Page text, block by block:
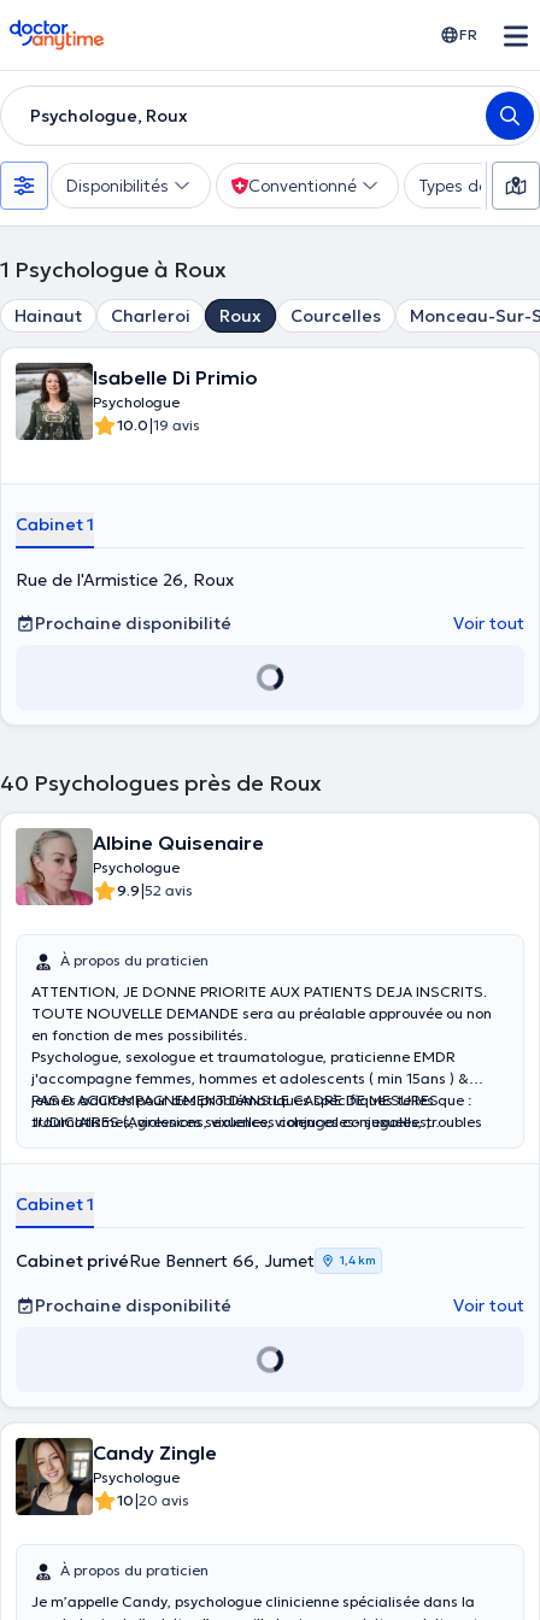
doctoranytime FR
Psychologue, Roux
Disponibilités Conventionné Types de
1 Psychologue à Roux
Hainaut Charleroi Roux Courcelles Monceau-Sur-
Isabelle Di Primio
Psychologue
10.0|19 avis
Cabinet 1
Rue de l'Armistice 26, Roux
Prochaine disponibilité
Voir tout
40 Psychologues près de Roux
Albine Quisenaire
Psychologue
9.9|52 avis
À propos du praticien
ATTENTION, JE DONNE PRIORITE AUX PATIENTS DEJA INSCRITS.
TOUTE NOUVELLE DEMANDE sera au préalable approuvée ou non
en fonction de mes possibilités.
Psychologue, sexologue et traumatologue, praticienne EMDR
j'accompagne femmes, hommes et adolescents ( min 15ans ) &
jeunes adultes pour des problématiques spécifiques telles que :
traumatismes, violences sexuelles, violences conjugales, troubles
de vie, EMDR & accompagnement bienveillant.
PAS D ACCOMPAGNEMENT DANS LE CADRE DE MESURES
JUDICIAIRES (Agressions, violences conjugales- sexuelles,
Cabinet 1
Cabinet privéRue Bennert 66, Jumet 1,4 km
Prochaine disponibilité Voir tout
Candy Zingle
Psychologue
10|20 avis
À propos du praticien
Je m’appelle Candy, psychologue clinicienne spécialisée dans la